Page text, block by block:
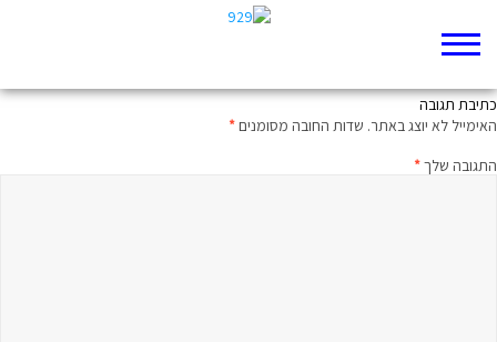
כתיבת תגובה
האימייל לא יוצג באתר. שדות החובה מסומנים*
התגובה שלך*